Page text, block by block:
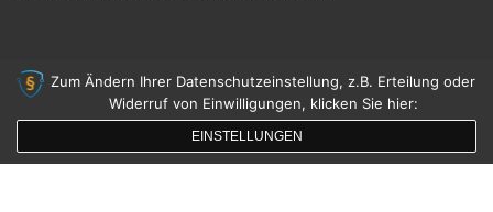
© 2021 FIM
gemacht mit von innDesign
Zum Ändern Ihrer Datenschutzeinstellung, z.B. Erteilung oder
Widerruf von Einwilligungen, klicken Sie hier:
EINSTELLUNGEN